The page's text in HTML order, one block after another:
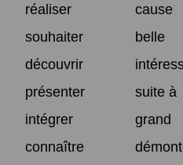
réaliser
cause
souhaiter
belle
découvrir
présenter
suite à
intégrer
grand
connaître